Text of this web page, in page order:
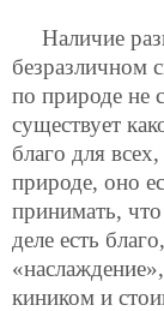
Наличие
безразличном
по природе не
существует
благо для
природе, оно
принимать,
деле есть
киником и